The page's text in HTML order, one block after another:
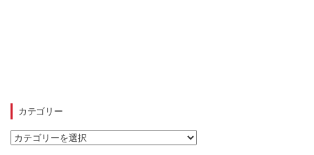
カテゴリー
カ
テ